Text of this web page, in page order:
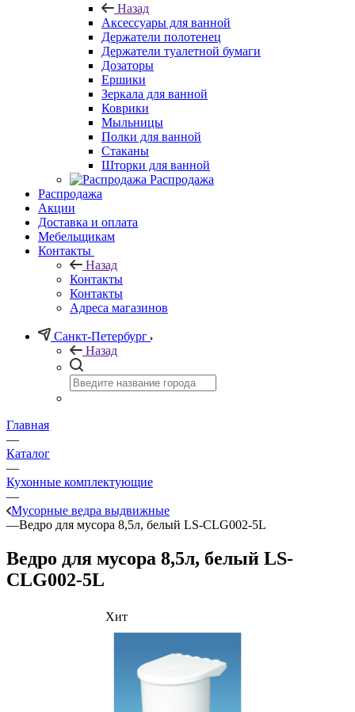
Назад
Аксессуары для ванной
Держатели полотенец
Держатели туалетной бумаги
Дозаторы
Ершики
Зеркала для ванной
Коврики
Мыльницы
Полки для ванной
Стаканы
Шторки для ванной
Распродажа
Распродажа
Акции
Доставка и оплата
Мебельщикам
Контакты
Назад
Контакты
Контакты
Адреса магазинов
Санкт-Петербург
Назад
Главная
—
Каталог
—
Кухонные комплектующие
—
Мусорные ведра выдвижные
—Ведро для мусора 8,5л, белый LS-CLG002-5L
Ведро для мусора 8,5л, белый LS-
CLG002-5L
Хит